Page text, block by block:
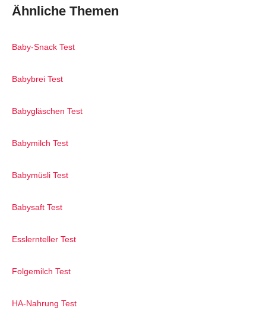
Ähnliche Themen
Baby-Snack Test
Babybrei Test
Babygläschen Test
Babymilch Test
Babymüsli Test
Babysaft Test
Esslernteller Test
Folgemilch Test
HA-Nahrung Test